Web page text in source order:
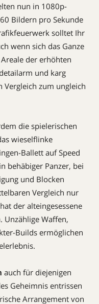
nun in 1080p-
Bildern pro Sekunde
solltet Ihr
wenn sich das Ganze
der erhöhten
und karg
Vergleich zum ungleich
die spielerischen
wieselflinke
Ballett auf Speed
behäbiger Panzer, bei
und Blocken
Vergleich nur
der alteingesessene
Unzählige Waffen,
Builds ermöglichen
auch für diejenigen
Geheimnis entrissen
Arrangement von